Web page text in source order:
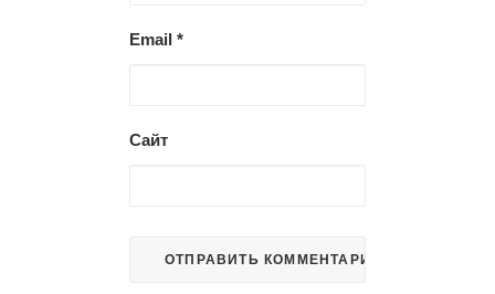
Email *
Сайт